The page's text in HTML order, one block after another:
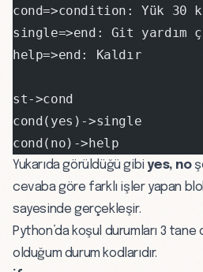
cond=>condition: Yük 30
single=>end: Git yardım
help=>end: Kaldır
st->cond
cond(yes)->single
cond(no)->help
Yukarıda görüldüğü gibiyes, no
cevaba göre farklı işler yapan
sayesinde gerçekleşir.
Python’da koşul durumları 3 tane
olduğum durum kodlarıdır.